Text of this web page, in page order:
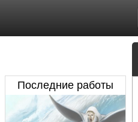
Последние работы